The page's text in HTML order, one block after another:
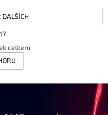
DALŠÍCH
17
celkem